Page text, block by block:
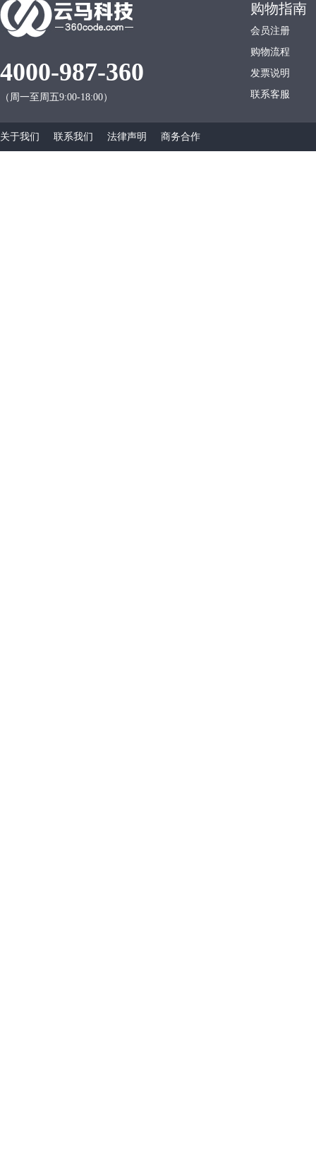
4000-987-360
（周一至周五9:00-18:00）
购物指南
会员注册
购物流程
发票说明
联系客服
关于我们 联系我们 法律声明 商务合作